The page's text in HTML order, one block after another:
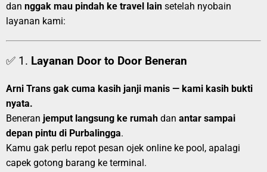
dan nggak mau pindah ke travel lain setelah nyobain
layanan kami:
✅ 1. Layanan Door to Door Beneran
Arni Trans gak cuma kasih janji manis — kami kasih bukti
nyata.
Beneran jemput langsung ke rumah dan antar sampai
depan pintu di Purbalingga.
Kamu gak perlu repot pesan ojek online ke pool, apalagi
capek gotong barang ke terminal.